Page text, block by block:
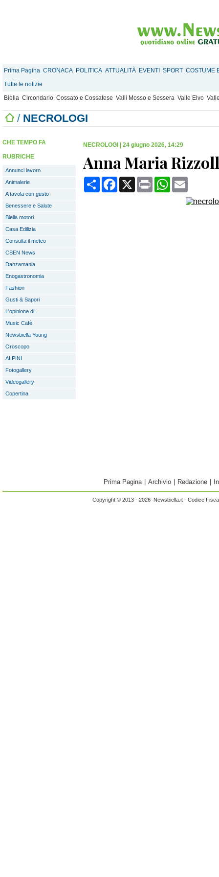
Prima Pagina CRONACA POLITICA ATTUALITÀ EVENTI SPORT COSTUME
Tutte le notizie
Biella Circondario Cossato e Cossatese Valli Mosso e Sessera Valle Elvo
/ NECROLOGI
CHE TEMPO FA
RUBRICHE
Annunci lavoro
Animalerie
A tavola con gusto
Benessere e Salute
Biella motori
Casa Edilizia
Consulta il meteo
CSEN News
Danzamania
Enogastronomia
Fashion
Gusti & Sapori
L'opinione di...
Music Cafè
Newsbiella Young
Oroscopo
ALPINI
Fotogallery
Videogallery
Copertina
NECROLOGI 24 giugno 2026, 14:29
Anna Maria
CondividiFacebook
X Print WhatsApp
Prima Pagina Archivio Redazione
Copyright © 2013 - 2026 Newsbiella.it - Codice